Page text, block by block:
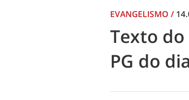
EVANGELISMO /
Texto do
PG do